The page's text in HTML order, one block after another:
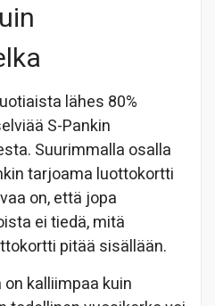
lähes 80%
S-Pankin
Suurimmalla osalla
tarjoama luottokortti
on, että jopa
ei tiedä, mitä
pitää sisällään.
kalliimpaa kuin